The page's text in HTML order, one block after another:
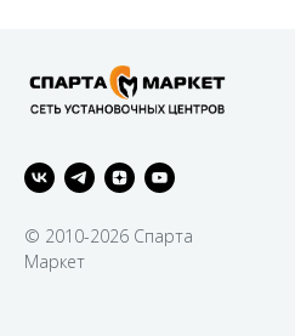
© 2010-2026 Спарта
Маркет